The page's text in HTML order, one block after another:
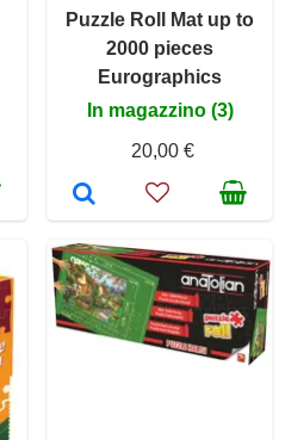
Puzzle Roll Mat up to
2000 pieces
Eurographics
In magazzino (3)
20,00 €